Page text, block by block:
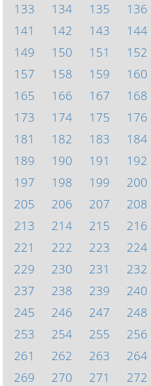
133
134 135 136
141
142 143 144
149
150 151 152
157
158 159 160
165
166 167 168
173
174 175 176
181
182 183 184
189
190 191 192
197
198 199 200
205
206 207 208
213
214 215 216
221
222 223 224
229
230 231 232
237
238 239 240
245
246 247 248
253
254 255 256
261
262 263 264
269
270 271 272